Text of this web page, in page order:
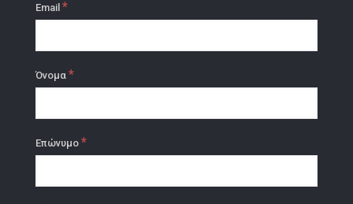
Email *
Όνομα *
Επώνυμο *